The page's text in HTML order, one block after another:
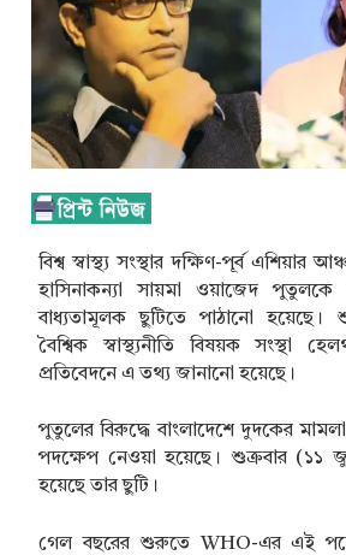
বিশ্ব স্বাস্থ্য সংস্থার দক্ষিণ-পূর্ব এশিয়ার
হাসিনাকন্যা সায়মা ওয়াজেদ পুতুলকে
বাধ্যতামূলক ছুটিতে পাঠানো হয়েছে।
বৈশ্বিক স্বাস্থ্যনীতি বিষয়ক সংস্থা
প্রতিবেদনে এ তথ্য জানানো হয়েছে।
পুতুলের বিরুদ্ধে বাংলাদেশে দুদকের
পদক্ষেপ নেওয়া হয়েছে। শুক্রবার (১১
হয়েছে তার ছুটি।
গেল বছরের শুরুতে WHO-এর এই